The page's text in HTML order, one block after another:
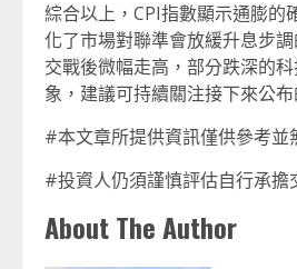
綜合以上，CPI指數顯示通膨的
化了市場對聯準會放緩升息步
交戰後微幅走高，部分跌深的
象，建議可持續關注接下來公
#本文章所提供資訊僅供參考並
#投資人仍須謹慎評估自行承擔
About The Author